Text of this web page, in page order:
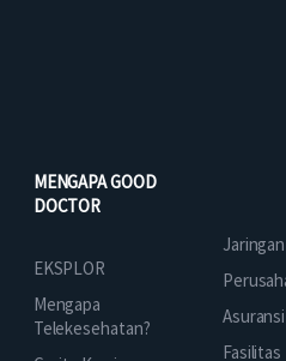
MENGAPA GOOD
DOCTOR
EKSPLOR
Mengapa
Telekesehatan?
Asuransi
Fasilitas